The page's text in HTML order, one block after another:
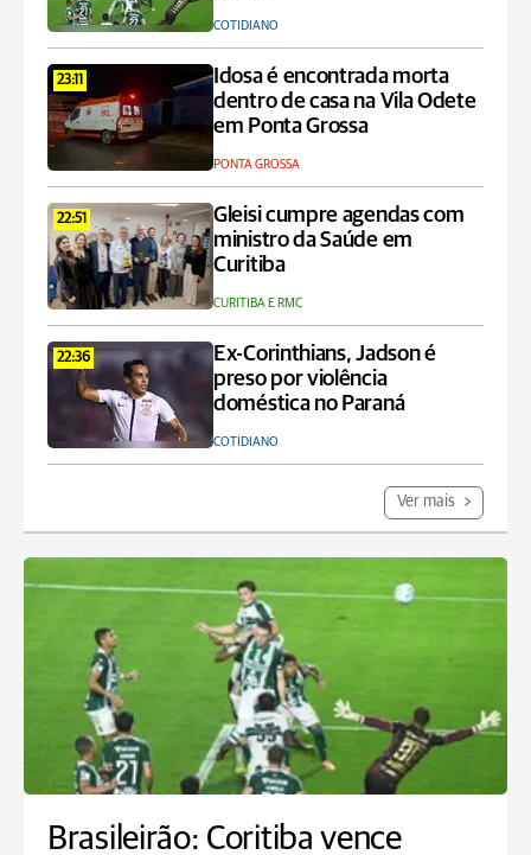
COTIDIANO
23:11
Idosa é encontrada morta
dentro de casa na Vila Odete
em Ponta Grossa
PONTA GROSSA
22:51
Gleisi cumpre agendas com
ministro da Saúde em
Curitiba
CURITIBA E RMC
22:36
Ex-Corinthians, Jadson é
preso por violência
doméstica no Paraná
COTIDIANO
Ver mais
Brasileirão: Coritiba vence